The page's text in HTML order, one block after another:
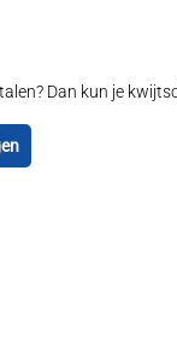
Dan kun je